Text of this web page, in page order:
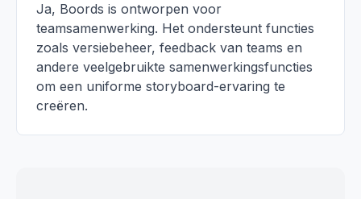
Ja, Boords is ontworpen voor
teamsamenwerking. Het ondersteunt functies
zoals versiebeheer, feedback van teams en
andere veelgebruikte samenwerkingsfuncties
om een uniforme storyboard-ervaring te
creëren.